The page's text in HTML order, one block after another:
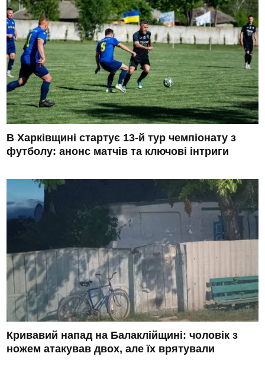
В Харківщині стартує 13-й тур чемпіонату з
футболу: анонс матчів та ключові інтриги
Кривавий напад на Балаклійщині: чоловік з
ножем атакував двох, але їх врятували